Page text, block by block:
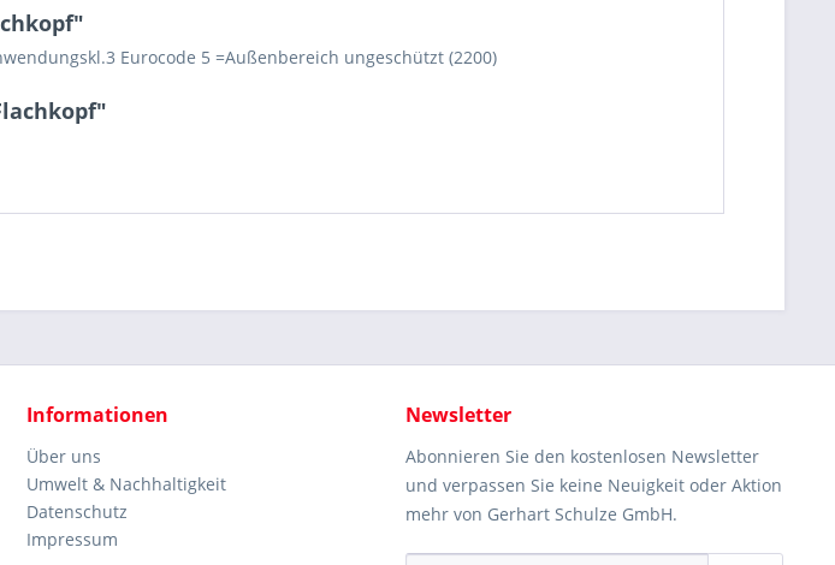
Eurocode 5 =Außenbereich ungeschützt (2200)
Informationen
Über uns
Umwelt & Nachhaltigkeit
Datenschutz
Impressum
Newsletter
Abonnieren Sie den kostenlosen Newsletter
und verpassen Sie keine Neuigkeit oder Aktion
mehr von Gerhart Schulze GmbH.